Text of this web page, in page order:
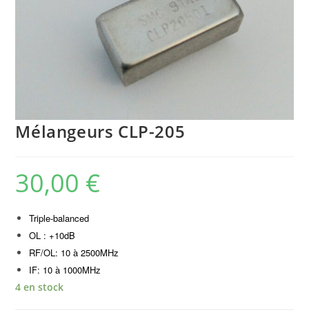
Mélangeurs CLP-205
30,00 €
Triple-balanced
OL : +10dB
RF/OL: 10 à 2500MHz
IF: 10 à 1000MHz
4 en stock